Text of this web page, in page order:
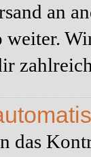
an
weiter.
das